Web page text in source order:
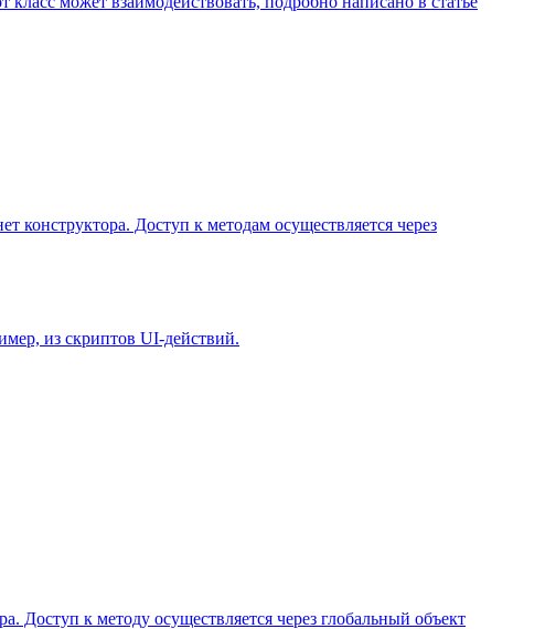
Доступ к методам осуществляется через
из скриптов UI-действий.
Доступ к методу осуществляется через глобальный объект